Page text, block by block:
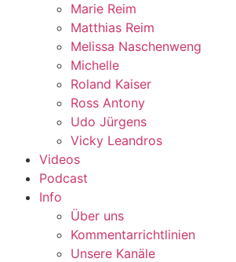
Marie Reim
Matthias Reim
Melissa Naschenweng
Michelle
Roland Kaiser
Ross Antony
Udo Jürgens
Vicky Leandros
Videos
Podcast
Info
Über uns
Kommentarrichtlinien
Unsere Kanäle